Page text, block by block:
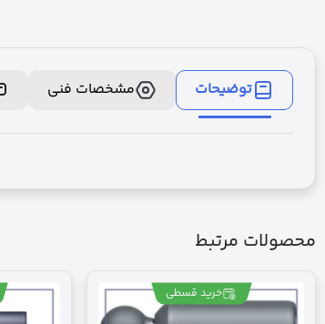
توضیحات مشخصات فنی
محصولات مرتبط
خرید قسطی